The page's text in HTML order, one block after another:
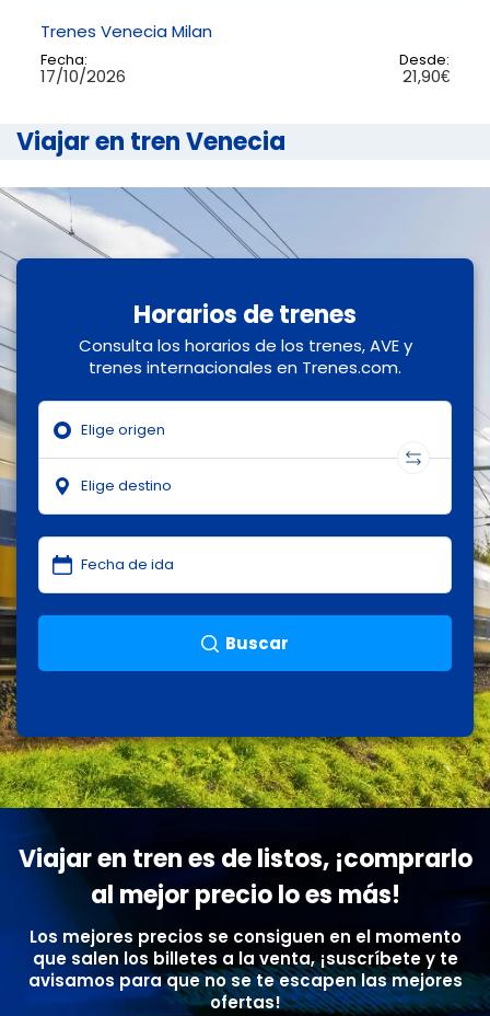
Trenes Venecia Milan
Fecha:
17/10/2026
Desde:
21,90€
Viajar en tren Venecia
Horarios de trenes
Consulta los horarios de los trenes, AVE y
trenes internacionales en Trenes.com.
Buscar
Viajar en tren es de listos, ¡comprarlo
al mejor precio lo es más!
Los mejores precios se consiguen en el momento
que salen los billetes a la venta, ¡suscríbete y te
avisamos para que no se te escapen las mejores
ofertas!